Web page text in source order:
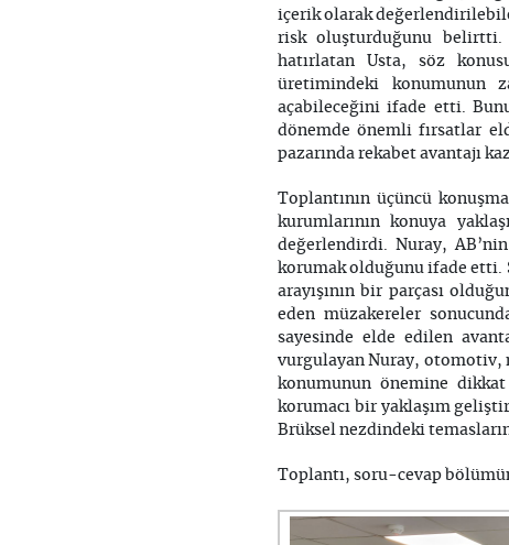
içerik olarak
risk oluşturduğunu belirtti.
hatırlatan Usta, söz
üretimindeki konumunun
açabileceğini ifade etti.
dönemde önemli fırsatlar
pazarında rekabet avantajı
Toplantının üçüncü
kurumlarının konuya
değerlendirdi. Nuray,
korumak olduğunu ifade etti.
arayışının bir parçası
eden müzakereler
sayesinde elde edilen
vurgulayan Nuray, otomotiv,
konumunun önemine
korumacı bir yaklaşım
Brüksel nezdindeki
Toplantı, soru-cevap